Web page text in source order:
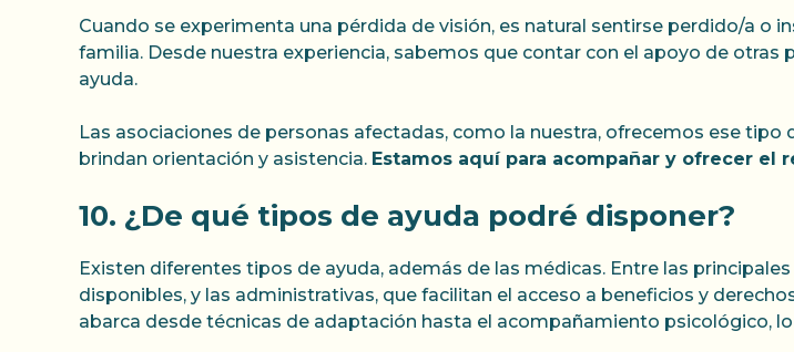
Cuando se experimenta una pérdida de visión, es natural sentirse perdido/a
familia. Desde nuestra experiencia, sabemos que contar con el apoyo de
ayuda.
Las asociaciones de personas afectadas, como la nuestra, ofrecemos ese
brindan orientación y asistencia. Estamos aquí para acompañar y ofrecer el
10. ¿De qué tipos de ayuda podré disponer?
Existen diferentes tipos de ayuda, además de las médicas. Entre las
disponibles, y las administrativas, que facilitan el acceso a beneficios y
abarca desde técnicas de adaptación hasta el acompañamiento psicológico,